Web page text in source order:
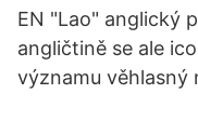
EN "Lao" anglický
angličtině se ale
významu věhlasný